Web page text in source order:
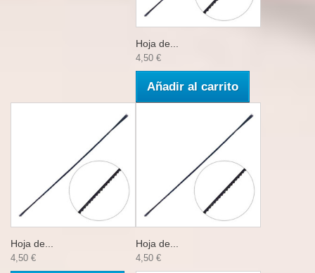
Hoja de...
4,50 €
Añadir al carrito
Hoja de...
4,50 €
Hoja de...
4,50 €